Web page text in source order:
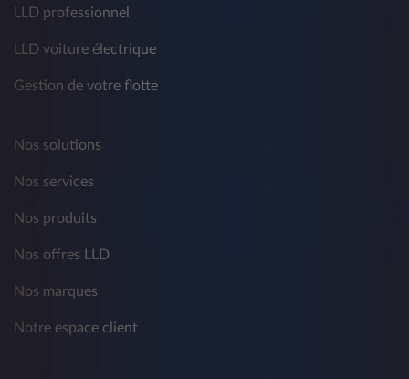
LLD professionnel
LLD voiture électrique
Gestion de votre flotte
Nos solutions
Nos services
Nos produits
Nos offres LLD
Nos marques
Notre espace client